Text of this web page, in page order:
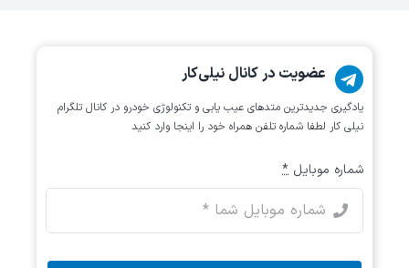
عضویت در کانال نیلی‌کار
یادگیری جدیدترین متد‌های عیب یابی‌ و تکنولوژی خودرو در کانال تلگرام
نیلی کار لطفا شماره تلفن همراه خود را اینجا وارد کنید
شماره موبایل *